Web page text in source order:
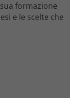
formazione
e le scelte che